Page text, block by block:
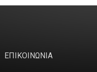
ΕΠΙΚΟΙΝΩΝΙΑ